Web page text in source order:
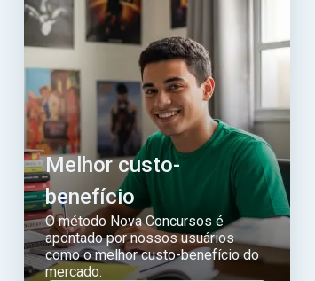
Melhor custo-
benefício
O método Nova Concursos é
apontado por nossos usuários
como o melhor custo-benefício do
mercado.